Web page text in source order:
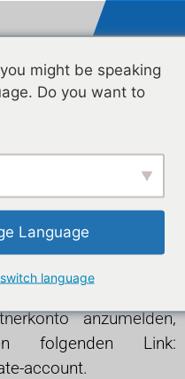
zum
müssen Sie in
sein und dann
ausfüllen:
anzumelden,
folgenden Link:
account.
might be speaking
Do you want to
Language
language